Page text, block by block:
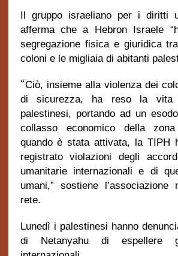
Il gruppo israeliano per i diritti
afferma che a Hebron Israele
segregazione fisica e giuridica
coloni e le migliaia di abitanti
“Ciò, insieme alla violenza dei
di sicurezza, ha reso la vita
palestinesi, portando ad un
collasso economico della
quando è stata attivata, la TIPH
registrato violazioni degli
umanitarie internazionali e di
umani,” sostiene
rete.
Lunedì i palestinesi hanno
di Netanyahu di espellere